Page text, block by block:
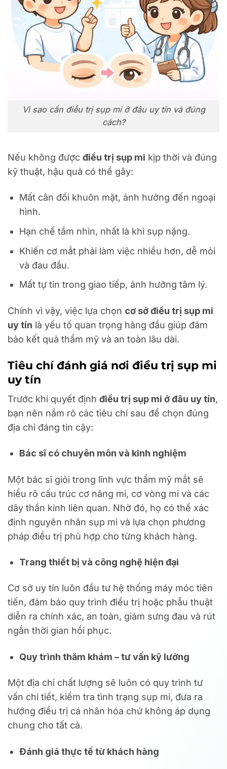
Vì sao cần điều trị sụp mi ở đâu uy tín và đúng
cách?
Nếu không được điều trị sụp mi kịp thời và đúng
kỹ thuật, hậu quả có thể gây:
Mất cân đối khuôn mặt, ảnh hưởng đến ngoại
hình.
Hạn chế tầm nhìn, nhất là khi sụp nặng.
Khiến cơ mắt phải làm việc nhiều hơn, dễ mỏi
và đau đầu.
Mất tự tin trong giao tiếp, ảnh hưởng tâm lý.
Chính vì vậy, việc lựa chọn cơ sở điều trị sụp mi
uy tín là yếu tố quan trọng hàng đầu giúp đảm
bảo kết quả thẩm mỹ và an toàn lâu dài.
Tiêu chí đánh giá nơi điều trị sụp mi
uy tín
Trước khi quyết định điều trị sụp mi ở đâu uy tín,
bạn nên nắm rõ các tiêu chí sau để chọn đúng
địa chỉ đáng tin cậy:
Bác sĩ có chuyên môn và kinh nghiệm
Một bác sĩ giỏi trong lĩnh vực thẩm mỹ mắt sẽ
hiểu rõ cấu trúc cơ nâng mi, cơ vòng mi và các
dây thần kinh liên quan. Nhờ đó, họ có thể xác
định nguyên nhân sụp mi và lựa chọn phương
pháp điều trị phù hợp cho từng khách hàng.
Trang thiết bị và công nghệ hiện đại
Cơ sở uy tín luôn đầu tư hệ thống máy móc tiên
tiến, đảm bảo quy trình điều trị hoặc phẫu thuật
diễn ra chính xác, an toàn, giảm sưng đau và rút
ngắn thời gian hồi phục.
Quy trình thăm khám – tư vấn kỹ lưỡng
Một địa chỉ chất lượng sẽ luôn có quy trình tư
vấn chi tiết, kiểm tra tình trạng sụp mi, đưa ra
hướng điều trị cá nhân hóa chứ không áp dụng
chung cho tất cả.
Đánh giá thực tế từ khách hàng